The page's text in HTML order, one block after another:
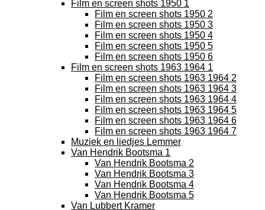
Film en screen shots 1950 1
Film en screen shots 1950 2
Film en screen shots 1950 3
Film en screen shots 1950 4
Film en screen shots 1950 5
Film en screen shots 1950 6
Film en screen shots 1963 1964 1
Film en screen shots 1963 1964 2
Film en screen shots 1963 1964 3
Film en screen shots 1963 1964 4
Film en screen shots 1963 1964 5
Film en screen shots 1963 1964 6
Film en screen shots 1963 1964 7
Muziek en liedjes Lemmer
Van Hendrik Bootsma 1
Van Hendrik Bootsma 2
Van Hendrik Bootsma 3
Van Hendrik Bootsma 4
Van Hendrik Bootsma 5
Van Lubbert Kramer